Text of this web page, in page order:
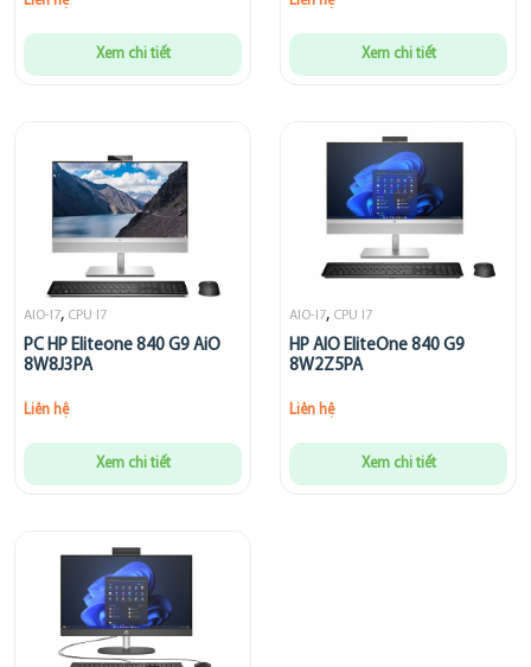
Xem chi tiết Xem chi tiết
AIO-I7, CPU I7
PC HP Eliteone 840 G9 AiO
8W8J3PA
Liên hệ
Xem chi tiết
AIO-I7, CPU I7
HP AIO EliteOne 840 G9
8W2Z5PA
Liên hệ
Xem chi tiết